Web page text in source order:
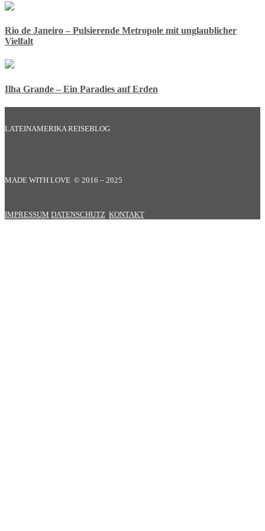
Rio de Janeiro – Pulsierende Metropole mit unglaublicher
Vielfalt
Ilha Grande – Ein Paradies auf Erden
LATEINAMERIKA REISEBLOG
MADE WITH LOVE © 2016 – 2025
IMPRESSUM DATENSCHUTZ KONTAKT